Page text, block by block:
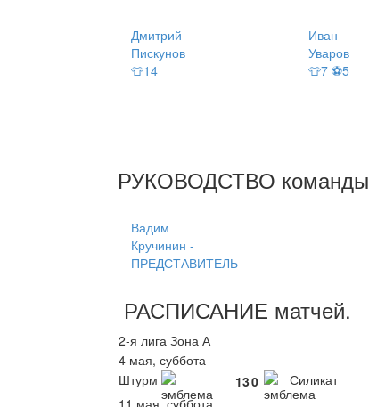
Дмитрий
Пискунов
👕14
Иван
Уваров
👕7 ⚽5
РУКОВОДСТВО команды
Вадим
Кручинин -
ПРЕДСТАВИТЕЛЬ
РАСПИСАНИЕ матчей.
2-я лига Зона А
4 мая, суббота
Штурм
130 Силикат
11 мая, суббота